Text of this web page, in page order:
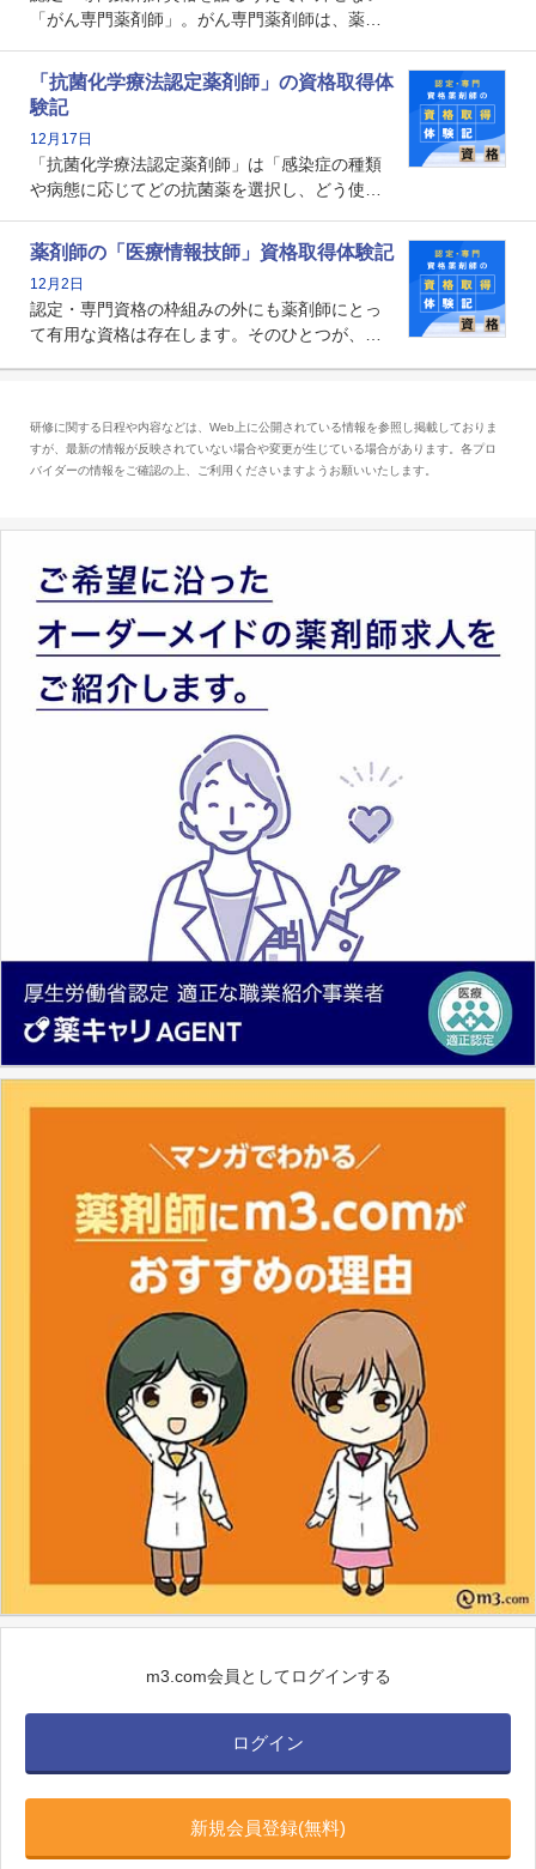
「がん専門薬剤師」。がん専門薬剤師は、薬剤
関する資格として、2009年に発足しました。薬
剤師の専門性を活かして高度化するがん医療に
貢献する姿は、今も病院薬剤師にとって一目置
かれる存在です。
「抗菌化学療法認定薬剤師」の資格取得体
験記
12月17日
「抗菌化学療法認定薬剤師」は「感染症の種類
や病態に応じてどの抗菌薬を選択し、どう使っ
る薬剤師です。現在、感染防止対策加算の施設
基準に専任の薬剤師配置が挙げられており、今
後は感染症領域で薬剤師に、より多くの役割が
求められる可能性もあります。
薬剤師の「医療情報技師」資格取得体験記
12月2日
認定・専門資格の枠組みの外にも薬剤師にとっ
て有用な資格は存在します。そのひとつが、
とは、病院薬剤師を中心に大きな武器になりま
す。
研修に関する日程や内容などは、Web上に公開されている情報を参照し掲載しておりま
すが、最新の情報が反映されていない場合や変更が生じている場合があります。各プロ
バイダーの情報をご確認の上、ご利用くださいますようお願いいたします。
m3.com会員としてログインする
ログイン
新規会員登録(無料)